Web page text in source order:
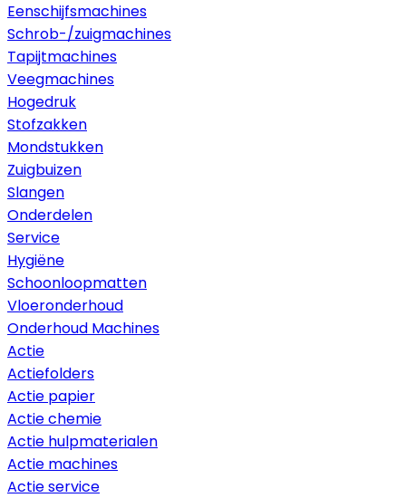
Eenschijfsmachines
Schrob-/zuigmachines
Tapijtmachines
Veegmachines
Hogedruk
Stofzakken
Mondstukken
Zuigbuizen
Slangen
Onderdelen
Service
Hygiëne
Schoonloopmatten
Vloeronderhoud
Onderhoud Machines
Actie
Actiefolders
Actie papier
Actie chemie
Actie hulpmaterialen
Actie machines
Actie service